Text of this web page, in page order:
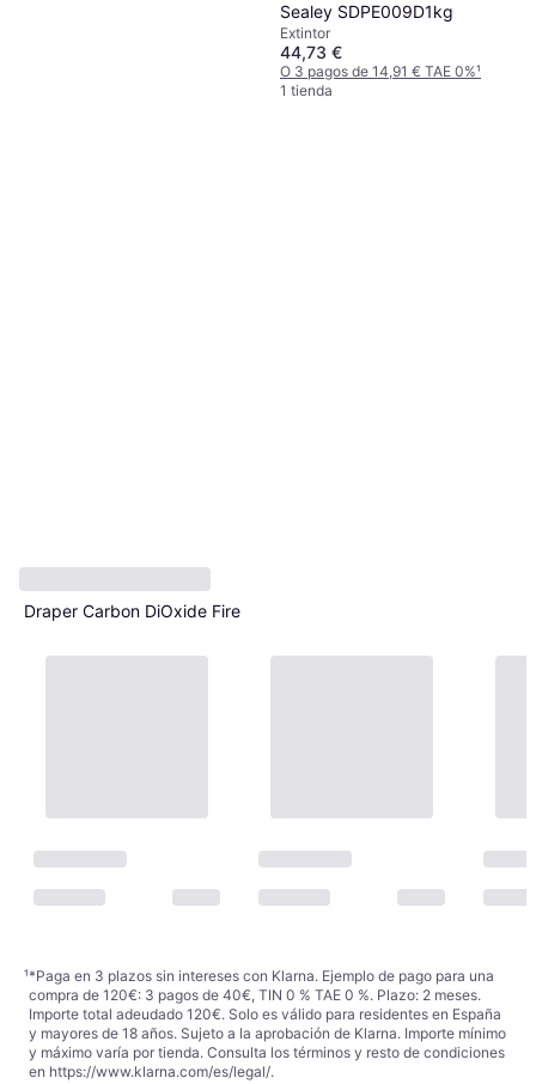
Sealey SDPE009D1kg
Extintor
44,73 €
O 3 pagos de 14,91 € TAE 0%¹
1 tienda
Draper Carbon DiOxide Fire
Extintor
¹*Paga en 3 plazos sin intereses con Klarna. Ejemplo de pago para una
compra de 120€: 3 pagos de 40€, TIN 0 % TAE 0 %. Plazo: 2 meses.
Importe total adeudado 120€. Solo es válido para residentes en España
y mayores de 18 años. Sujeto a la aprobación de Klarna. Importe mínimo
y máximo varía por tienda. Consulta los términos y resto de condiciones
en https://www.klarna.com/es/legal/.